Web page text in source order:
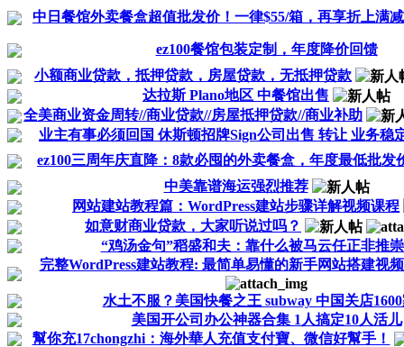
中日餐馆外卖餐盒超值批发价！一律$55/箱，再享折上满
ez100餐馆包装定制，年度降价回馈
小额商业贷款，抵押贷款，房屋贷款，无抵押贷款
达拉斯 Plano地区 中餐馆出售
全美商业资金周转//商业贷款//房屋抵押贷款//商业补助
业主有事必须回国 休斯顿招牌Sign公司出售 转让 业务稳
ez100三周年庆直降：8款必囤的外卖餐盒，年度最低批发
中美靠谱海运强烈推荐
网站建站教程篇：WordPress建站步骤详解视频课程
如意财商业贷款，大家听说过吗？
“鸡汤金句”稻盛和夫：靠什么被马云任正非推
完整WordPress建站教程: 最简单易懂的新手网站搭建视
水土不服？美国快餐之王 subway 中国关店
美国开公司办公神器合集 1人搞定10人活儿
幫你充17chongzhi：海外華人充值支付寶、微信好幫手！